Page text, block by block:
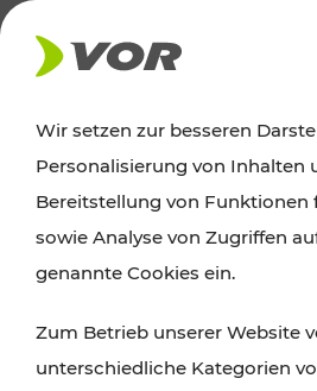
AKTUELLES
Ausflugstipps
Wien, Niederösterreich und
Wanderungen, Kultur und
Radtouren oder purer
Wir setzen zur besseren
Personalisierung von Inhalten
Bereitstellung von Funktionen
sowie Analyse von Zugriffen
genannte Cookies ein.
Zum Betrieb unserer Website
unterschiedliche Kategorien